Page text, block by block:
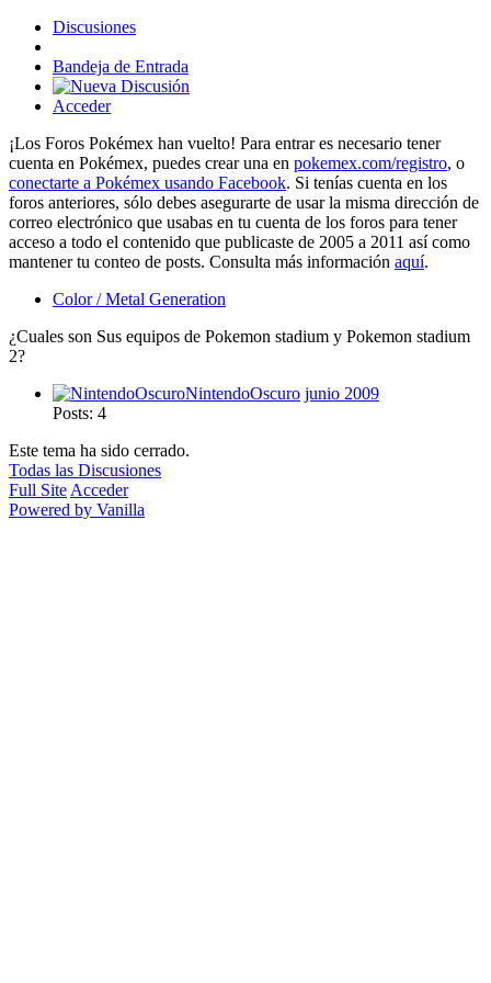
Discusiones
Bandeja de Entrada
Acceder
¡Los Foros Pokémex han vuelto! Para entrar es necesario tener
cuenta en Pokémex, puedes crear una en pokemex.com/registro, o
conectarte a Pokémex usando Facebook. Si tenías cuenta en los
foros anteriores, sólo debes asegurarte de usar la misma dirección de
correo electrónico que usabas en tu cuenta de los foros para tener
acceso a todo el contenido que publicaste de 2005 a 2011 así como
mantener tu conteo de posts. Consulta más información aquí.
Color / Metal Generation
¿Cuales son Sus equipos de Pokemon stadium y Pokemon stadium
2?
NintendoOscuro junio 2009
Posts: 4
Este tema ha sido cerrado.
Todas las Discusiones
Full Site Acceder
Powered by Vanilla